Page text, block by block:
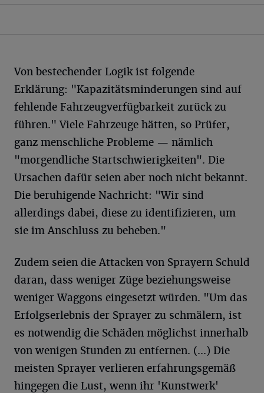
Von bestechender Logik ist folgende
Erklärung: "Kapazitätsminderungen sind auf
fehlende Fahrzeugverfügbarkeit zurück zu
führen." Viele Fahrzeuge hätten, so Prüfer,
ganz menschliche Probleme — nämlich
"morgendliche Startschwierigkeiten". Die
Ursachen dafür seien aber noch nicht bekannt.
Die beruhigende Nachricht: "Wir sind
allerdings dabei, diese zu identifizieren, um
sie im Anschluss zu beheben."
Zudem seien die Attacken von Sprayern Schuld
daran, dass weniger Züge beziehungsweise
weniger Waggons eingesetzt würden. "Um das
Erfolgserlebnis der Sprayer zu schmälern, ist
es notwendig die Schäden möglichst innerhalb
von wenigen Stunden zu entfernen. (...) Die
meisten Sprayer verlieren erfahrungsgemäß
hingegen die Lust, wenn ihr 'Kunstwerk'